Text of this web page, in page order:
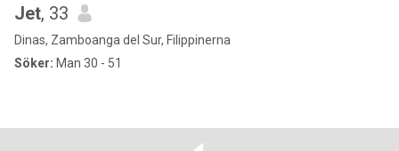
Jet, 33
Dinas, Zamboanga del Sur, Filippinerna
Söker: Man 30 - 51